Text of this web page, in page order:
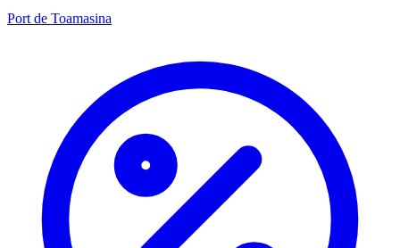
Port de Toamasina